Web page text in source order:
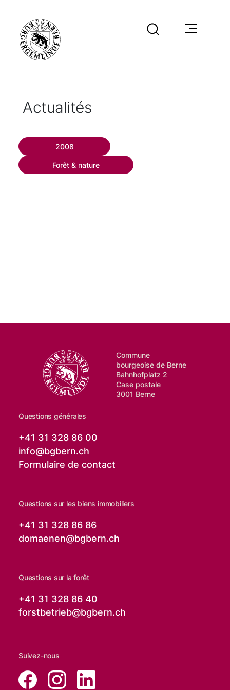
Actualités
2008
Forêt & nature
Commune
bourgeoise de Berne
Bahnhofplatz 2
Case postale
3001 Berne
Questions générales
+41 31 328 86 00
info@bgbern.ch
Formulaire de contact
Questions sur les biens immobiliers
+41 31 328 86 86
domaenen@bgbern.ch
Questions sur la forêt
+41 31 328 86 40
forstbetrieb@bgbern.ch
Suivez-nous